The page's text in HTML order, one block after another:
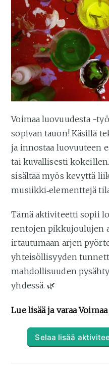
Voimaa luovuudesta -
sopivan tauon! Käsillä
ja innostaa luovuuteen
tai kuvallisesti
sisältää myös kevyttä
musiikki‑elementtejä
Tämä aktiviteetti sopii
rentojen pikkujoulujen
irtautumaan arjen
yhteisöllisyyden
mahdollisuuden
yhdessä. 🌿
Lue lisää ja varaa
Selaa lisää